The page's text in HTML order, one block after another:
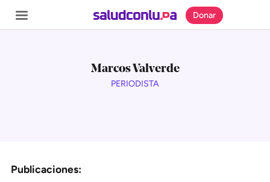
Especiales
Donar
Marcos Valverde
PERIODISTA
Publicaciones: